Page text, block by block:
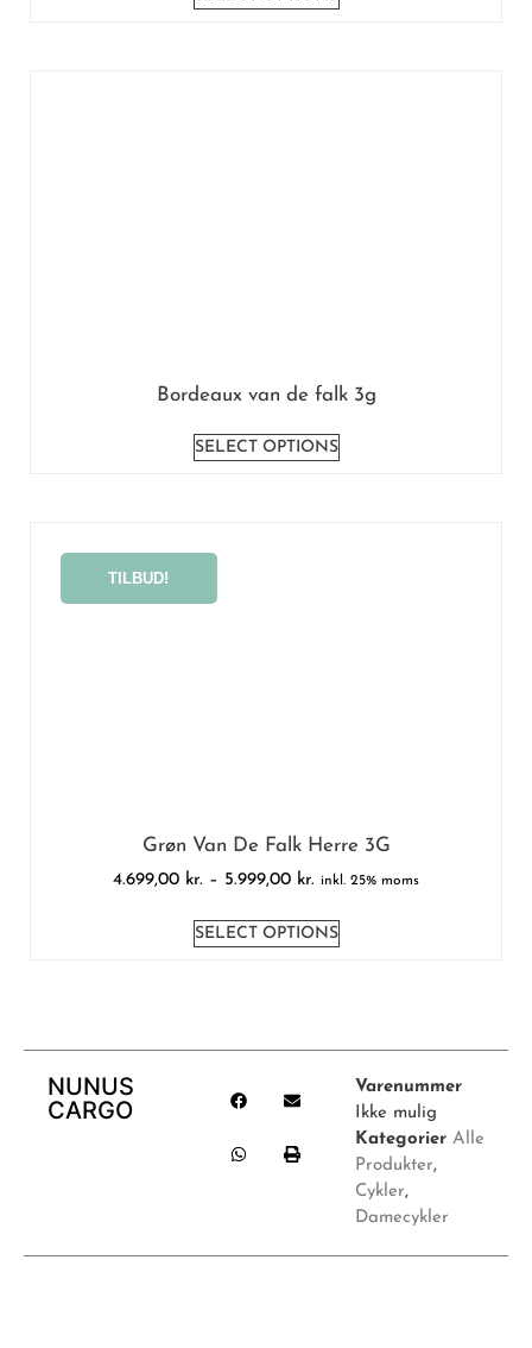
Bordeaux van de falk 3g
SELECT OPTIONS
TILBUD!
Grøn Van De Falk Herre 3G
4.699,00 kr. – 5.999,00 kr. inkl. 25% moms
SELECT OPTIONS
NUNUS
CARGO
Varenummer
Ikke mulig
Kategorier Alle
Produkter,
Cykler,
Damecykler